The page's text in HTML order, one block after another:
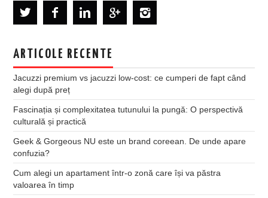
ARTICOLE RECENTE
Jacuzzi premium vs jacuzzi low-cost: ce cumperi de fapt când
alegi după preț
Fascinația și complexitatea tutunului la pungă: O perspectivă
culturală și practică
Geek & Gorgeous NU este un brand coreean. De unde apare
confuzia?
Cum alegi un apartament într-o zonă care își va păstra
valoarea în timp